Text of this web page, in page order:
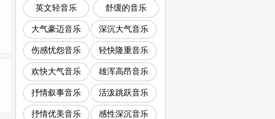
英文轻音乐 舒缓的音乐
大气豪迈音乐 深沉大气音乐
伤感忧怨音乐 轻快隆重音乐
欢快大气音乐 雄浑高昂音乐
抒情叙事音乐 活泼跳跃音乐
抒情优美音乐 感性深沉音乐